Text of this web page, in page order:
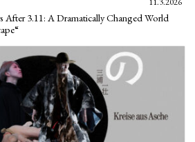
After 3.11: A Dramatically Changed World